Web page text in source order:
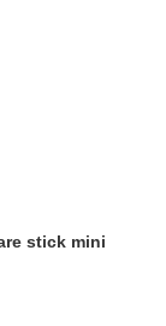
stick mini